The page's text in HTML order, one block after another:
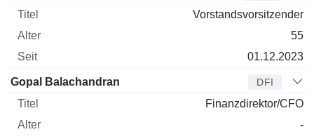
Vorstandsvorsitzender
55
01.12.2023
Gopal Balachandran DFI
Finanzdirektor/CFO
-